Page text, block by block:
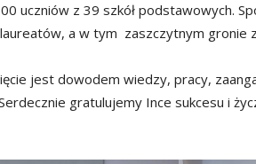
uczniów z 39 szkół podstawowych.
a w tym zaszczytnym gronie
jest dowodem wiedzy, pracy,
gratulujemy Ince sukcesu i